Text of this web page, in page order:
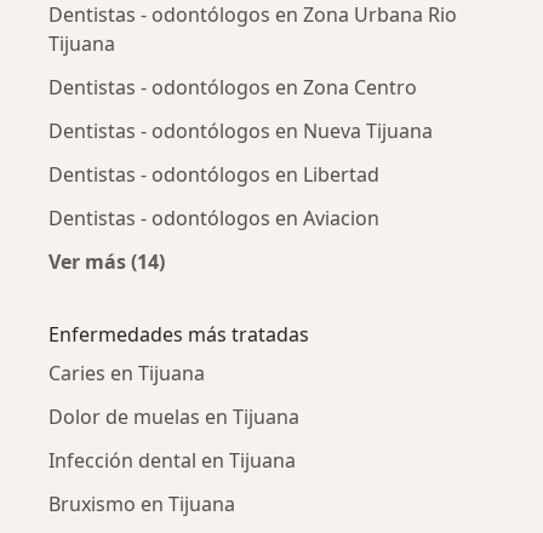
Dentistas - odontólogos en Zona Urbana Rio
Tijuana
Dentistas - odontólogos en Zona Centro
Dentistas - odontólogos en Nueva Tijuana
Dentistas - odontólogos en Libertad
Dentistas - odontólogos en Aviacion
Ver más (14)
Enfermedades más tratadas
Caries en Tijuana
Dolor de muelas en Tijuana
Infección dental en Tijuana
Bruxismo en Tijuana